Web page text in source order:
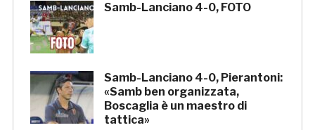
Samb-Lanciano 4-0, FOTO
Samb-Lanciano 4-0, Pierantoni:
«Samb ben organizzata,
Boscaglia è un maestro di
tattica»